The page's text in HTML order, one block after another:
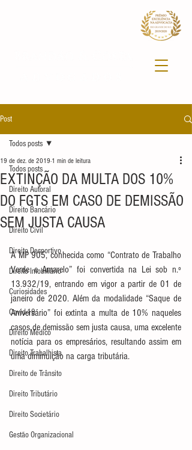
Post
Todos posts
Direito Autoral
Direito Bancário
Direito Civil
Direito Desportivo
Direito Imobiliário
Curiosidades
Covid-19
Direito Médico
Direito Trabalhista
Direito de Trânsito
Direito Tributário
Direito Societário
Gestão Organizacional
Todos posts
EXTINÇÃO DA MULTA DOS 10%
DO FGTS EM CASO DE DEMISSÃO
SEM JUSTA CAUSA
19 de dez. de 2019 1 min de leitura
A MP 905, conhecida como “Contrato de Trabalho
Verde e Amarelo” foi convertida na Lei sob n.º
13.932/19, entrando em vigor a partir de 01 de
janeiro de 2020. Além da modalidade “Saque de
Aniversário” foi extinta a multa de 10% naqueles
casos de demissão sem justa causa, uma excelente
notícia para os empresários, resultando assim em
uma diminuição na carga tributária.